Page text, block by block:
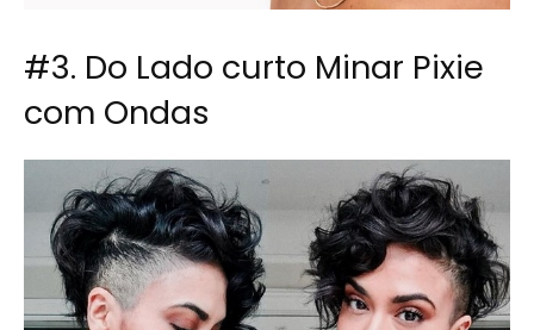
#3. Do Lado curto Minar Pixie
com Ondas